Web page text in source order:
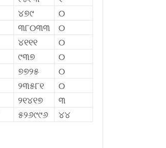
୪୭୯
୦
୩୮୦୩୩
୦
୪୧୧୧
୦
୯୩୭
୦
୭୭୨୫
୦
୨୩୫୮୧
୦
୨୧୪୧୭
୩
୫୨୬୯୯୬
୪୪